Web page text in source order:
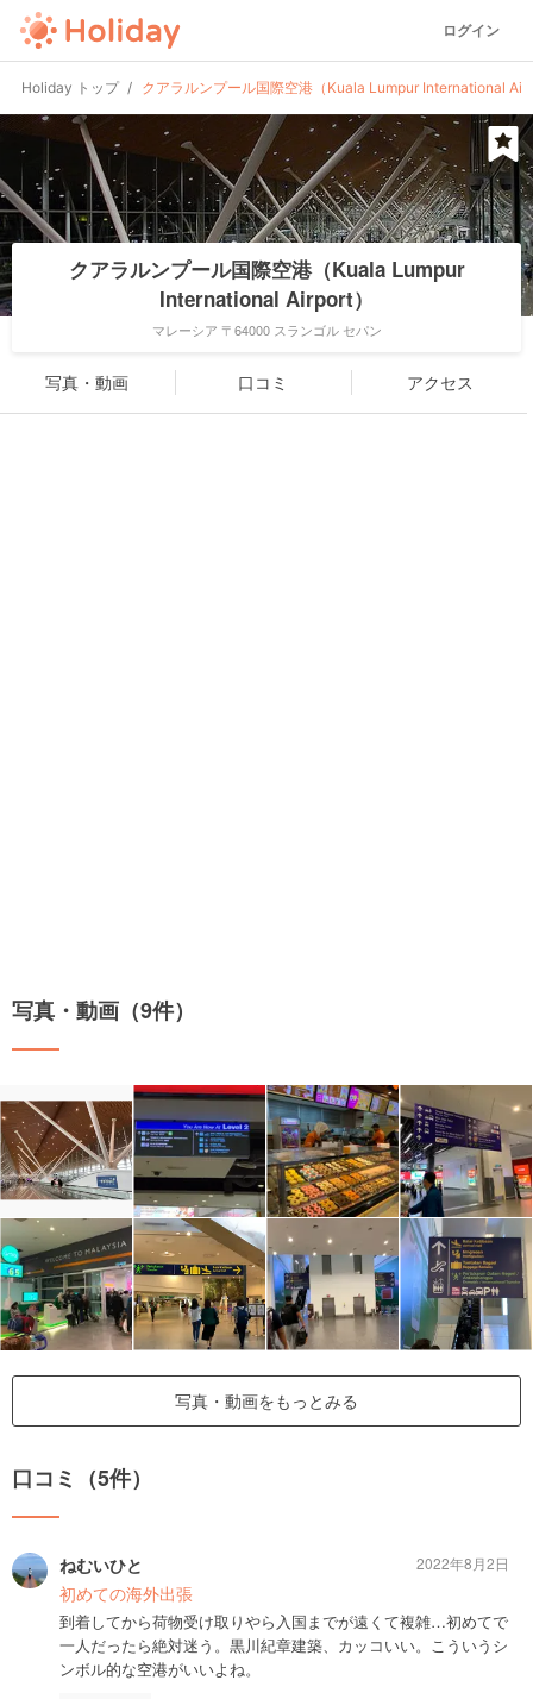
ログイン
Holiday トップ クアラルンプール国際空港（Kuala Lumpur International
クアラルンプール国際空港（Kuala Lumpur
International Airport）
マレーシア 〒64000 スランゴル セパン
写真・動画 口コミ アクセス
写真・動画（9件）
写真・動画をもっとみる
口コミ（5件）
ねむいひと
初めての海外出張
到着してから荷物受け取りやら入国までが遠くて複雑…初めてで
一人だったら絶対迷う。黒川紀章建築、カッコいい。こういうシ
ンボル的な空港がいいよね。
2022年8月2日